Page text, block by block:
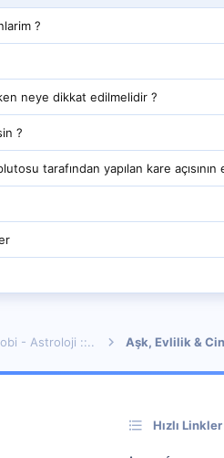
?
neye dikkat edilmelidir ?
?
tarafından yapılan kare
- Astroloji ::.. Aşk, Evlilik &
Hızlı Linkler